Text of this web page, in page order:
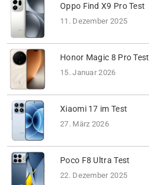
Oppo Find X9 Pro Test
11. Dezember 2025
Honor Magic 8 Pro Test
15. Januar 2026
Xiaomi 17 im Test
27. März 2026
Poco F8 Ultra Test
22. Dezember 2025